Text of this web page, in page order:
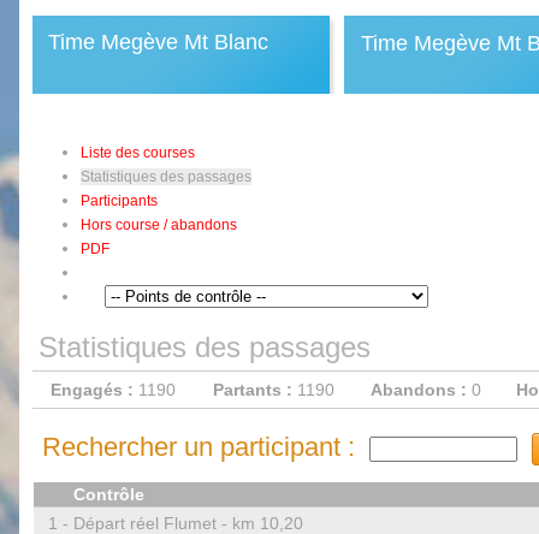
Time Megève Mt Blanc Time Megève Mt
Liste des courses
Statistiques des passages
Participants
Hors course / abandons
PDF
Statistiques des passages
Engagés : 1190 Partants : 1190 Abandons : 0
Rechercher un participant :
Contrôle
1 - Départ réel Flumet - km 10,20